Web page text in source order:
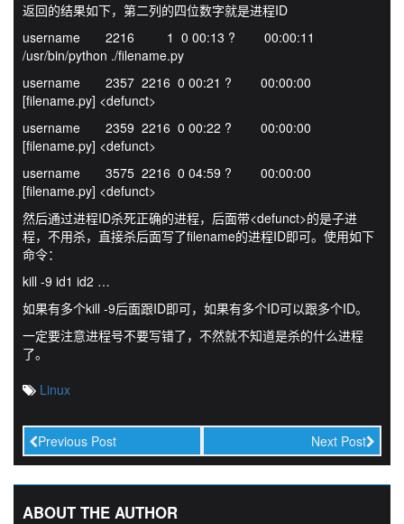
返回的结果如下，第二列的四位数字就是进程ID
username
2216 1 0 00:13 ?
00:00:11
/usr/bin/python ./filename.py
username
2357 2216 0 00:21 ?
00:00:00
[filename.py] <defunct>
username
2359 2216 0 00:22 ?
00:00:00
[filename.py] <defunct>
username
3575 2216 0 04:59 ?
00:00:00
[filename.py] <defunct>
然后通过进程ID杀死正确的进程，后面带<defunct>的是子进
程，不用杀，直接杀后面写了filename的进程ID即可。使用如下
命令：
kill -9 id1 id2 …
如果有多个kill -9后面跟ID即可，如果有多个ID可以跟多个ID。
一定要注意进程号不要写错了，不然就不知道是杀的什么进程
了。
Linux
Previous Post Next Post
ABOUT THE AUTHOR